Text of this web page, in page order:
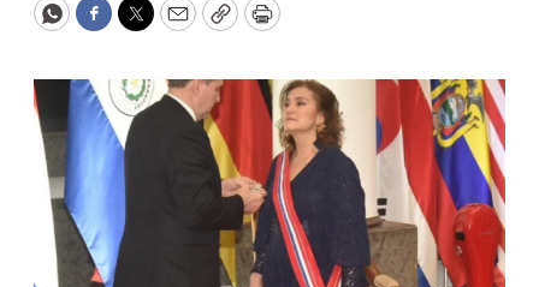
WhatsApp
Facebook
Twitter
EmailCopyPrint